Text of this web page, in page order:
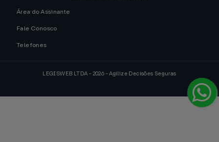
Área do Assinante
Fale Conosco
Telefones
LEGISWEB LTDA - 2026 - Agilize Decisões Seguras